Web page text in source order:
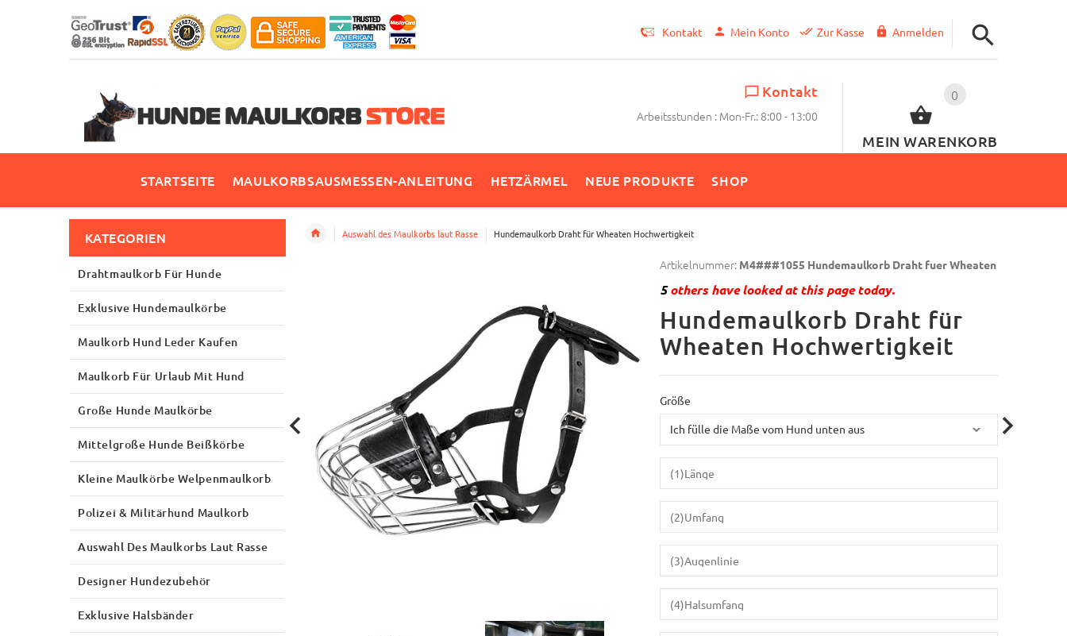
Kontakt Mein Konto Zur Kasse Anmelden
0
MEIN WARENKORB
Kontakt
Arbeitsstunden : Mon-Fr.: 8:00 - 13:00
STARTSEITE MAULKORBSAUSMESSEN-ANLEITUNG HETZÄRMEL NEUE PRODUKTE SHOP
Auswahl des Maulkorbs laut Rasse Hundemaulkorb Draht für Wheaten Hochwertigkeit
Artikelnummer: M4###1055 Hundemaulkorb Draht fuer Wheaten
5others have looked at this page today.
Hundemaulkorb Draht für
Wheaten Hochwertigkeit
Größe
KATEGORIEN
Drahtmaulkorb Für Hunde
Exklusive Hundemaulkörbe
Maulkorb Hund Leder Kaufen
Maulkorb Für Urlaub Mit Hund
Große Hunde Maulkörbe
Mittelgroße Hunde Beißkörbe
Kleine Maulkörbe Welpenmaulkorb
Polizei & Militärhund Maulkorb
Auswahl Des Maulkorbs Laut Rasse
Designer Hundezubehör
Exklusive Halsbänder